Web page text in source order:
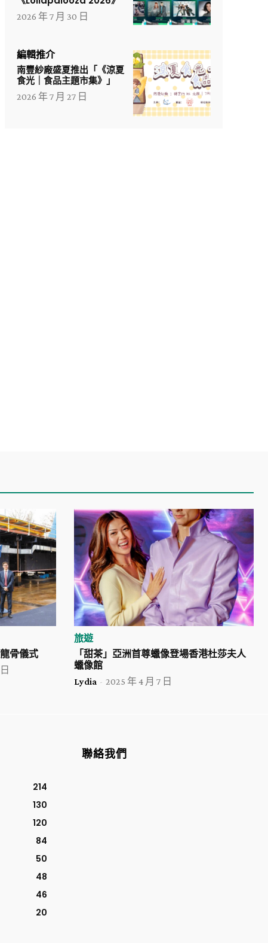
2026 年 7 月 30 日
編輯推介
南豐紗廠盛夏推出「《涼夏
食光｜食品主題市集》」
2026 年 7 月 27 日
骨儀式
旅遊
「甜茶」亞洲首尊蠟像登場香港杜莎夫人
蠟像館
Lydia - 2025 年 4 月 7 日
214
130
120
84
50
48
46
20
聯絡我們